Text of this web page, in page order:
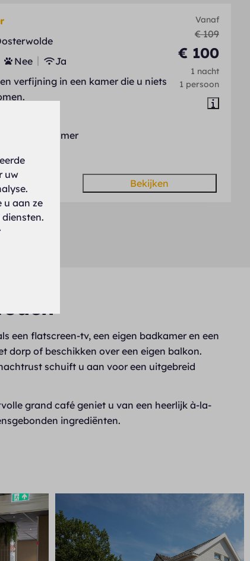
Vanaf
€ 109
€ 100
1 nacht
1 persoon
Nee
Ja
verfijning in een kamer die u niets
luxe badkamer
Bekijken
(5)
een flatscreen-tv, een eigen badkamer en een
dorp of beschikken over een eigen balkon.
schuift u aan voor een uitgebreid
grand café geniet u van een heerlijk à-la-
ingrediënten.
uw
u aan ze